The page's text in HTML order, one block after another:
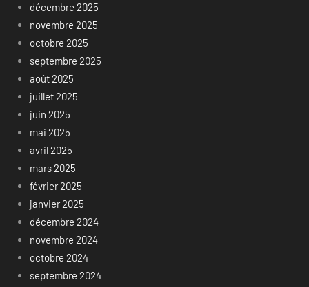
décembre 2025
novembre 2025
octobre 2025
septembre 2025
août 2025
juillet 2025
juin 2025
mai 2025
avril 2025
mars 2025
février 2025
janvier 2025
décembre 2024
novembre 2024
octobre 2024
septembre 2024